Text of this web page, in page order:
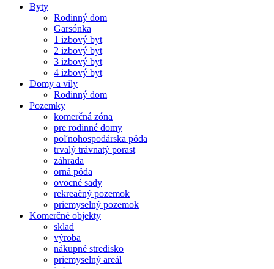
Byty
Rodinný dom
Garsónka
1 izbový byt
2 izbový byt
3 izbový byt
4 izbový byt
Domy a vily
Rodinný dom
Pozemky
komerčná zóna
pre rodinné domy
poľnohospodárska pôda
trvalý trávnatý porast
záhrada
orná pôda
ovocné sady
rekreačný pozemok
priemyselný pozemok
Komerčné objekty
sklad
výroba
nákupné stredisko
priemyselný areál